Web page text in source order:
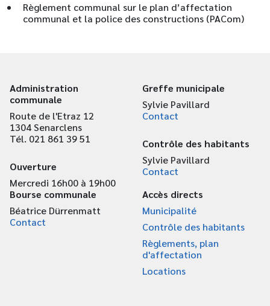
Règlement communal sur le plan d’affectation
communal et la police des constructions (PACom)
Administration
communale
Route de l'Etraz 12
1304 Senarclens
Tél. 021 861 39 51
Ouverture
Mercredi 16h00 à 19h00
Greffe municipale
Sylvie Pavillard
Contact
Contrôle des habitants
Sylvie Pavillard
Contact
Bourse communale
Béatrice Dürrenmatt
Contact
Accès directs
Municipalité
Contrôle des habitants
Règlements, plan
d'affectation
Locations